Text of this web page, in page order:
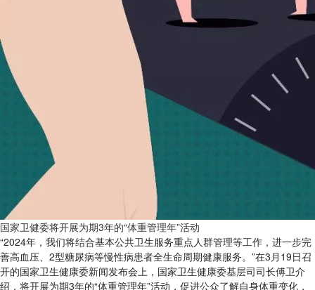
国家卫健委将开展为期3年的“体重管理年”活动
“2024年，我们将结合基本公共卫生服务重点人群管理等工作，进一步完
善高血压、2型糖尿病等慢性病患者全生命周期健康服务。”在3月19日召
开的国家卫生健康委新闻发布会上，国家卫生健康委基层司司长傅卫介
绍，将开展为期3年的“体重管理年”活动，促进公众了解自身体重变化，